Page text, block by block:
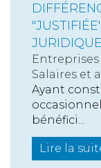
Entreprises
Salaires et
Ayant
bénéfici...
Lire la